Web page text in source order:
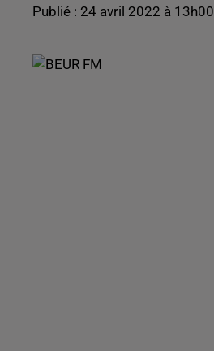
Publié : 24 avril 2022 à 13h00